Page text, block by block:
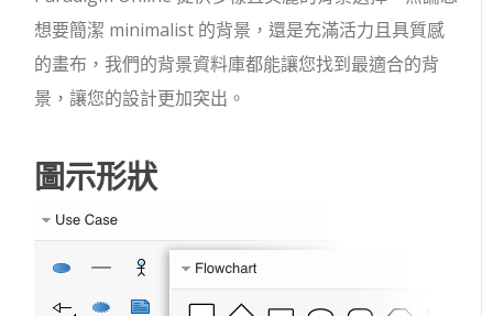
想要簡潔 minimalist 的背景，還是充滿活力且具質感
的畫布，我們的背景資料庫都能讓您找到最適合的背
景，讓您的設計更加突出。
圖示形狀